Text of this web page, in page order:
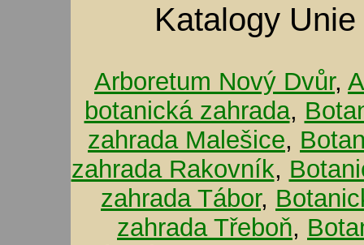
Katalogy
Arboretum Nový Dvůr,
botanická zahrada,
zahrada Malešice,
zahrada Rakovník,
zahrada Tábor,
zahrada Třeboň,